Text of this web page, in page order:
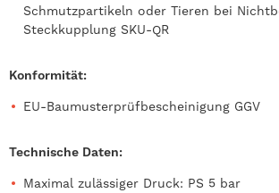
Schmutzpartikeln oder Tieren bei
Steckkupplung SKU-QR
Konformität:
EU-Baumusterprüfbescheinigung GGV
Technische Daten:
Maximal zulässiger Druck: PS 5 bar